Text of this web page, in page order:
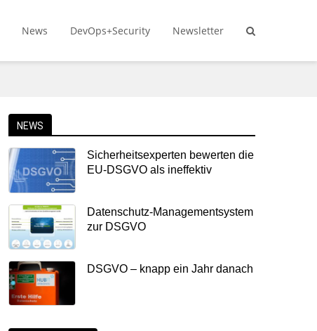
News DevOps+Security Newsletter
NEWS
Sicherheitsexperten bewerten die
EU-DSGVO als ineffektiv
Datenschutz-Managementsystem
zur DSGVO
DSGVO – knapp ein Jahr danach